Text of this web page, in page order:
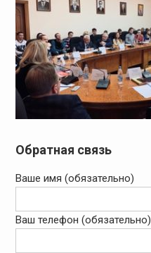
Обратная связь
Ваше имя (обязательно)
Ваш телефон (обязательно)